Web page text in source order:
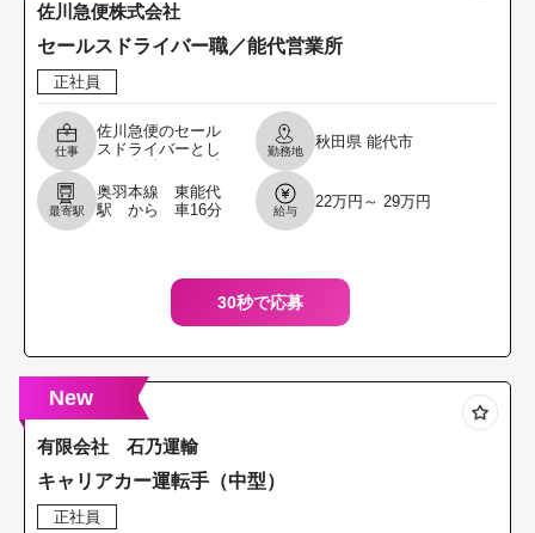
佐川急便株式会社
セールスドライバー職／能代営業所
正社員
仕事
佐川急便のセール
スドライバーとし
での荷物の配達や
集荷 ・お客様の悩
みに寄り添った物
勤務地
秋田県 能代市
最寄駅
奥羽本線 東能代
駅 から 車16分
給与
22万円～ 29万円
30秒で応募
New
有限会社 石乃運輸
キャリアカー運転手（中型）
正社員